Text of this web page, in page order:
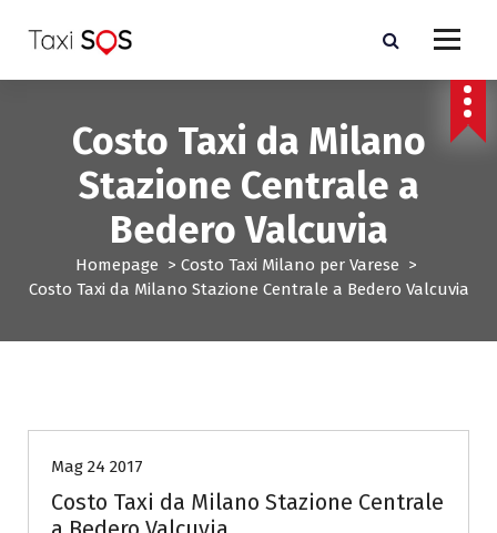
a
Costo Taxi da Milano
Stazione Centrale a
Bedero Valcuvia
Homepage > Costo Taxi Milano per Varese >
Costo Taxi da Milano Stazione Centrale a Bedero Valcuvia
Mag 24 2017
Costo Taxi da Milano Stazione Centrale